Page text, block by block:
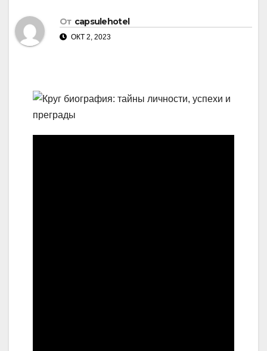
От capsulehotel
ОКТ 2, 2023